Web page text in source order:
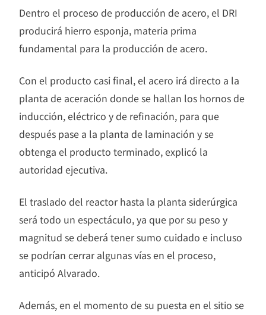
Dentro el proceso de producción de acero, el DRI
producirá hierro esponja, materia prima
fundamental para la producción de acero.
Con el producto casi final, el acero irá directo a la
planta de aceración donde se hallan los hornos de
inducción, eléctrico y de refinación, para que
después pase a la planta de laminación y se
obtenga el producto terminado, explicó la
autoridad ejecutiva.
El traslado del reactor hasta la planta siderúrgica
será todo un espectáculo, ya que por su peso y
magnitud se deberá tener sumo cuidado e incluso
se podrían cerrar algunas vías en el proceso,
anticipó Alvarado.
Además, en el momento de su puesta en el sitio se